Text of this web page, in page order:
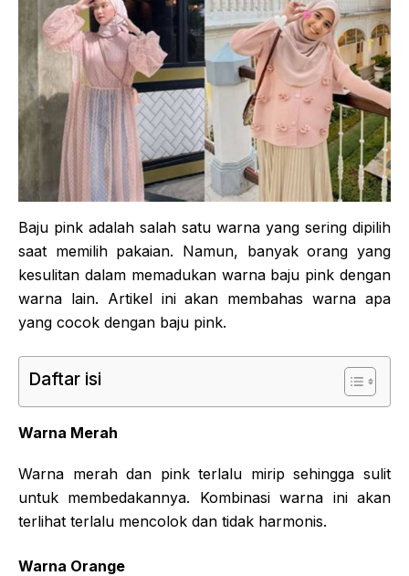
Baju pink adalah salah satu warna yang sering dipilih
saat memilih pakaian. Namun, banyak orang yang
kesulitan dalam memadukan warna baju pink dengan
warna lain. Artikel ini akan membahas warna apa
yang cocok dengan baju pink.
Daftar isi
Warna Merah
Warna merah dan pink terlalu mirip sehingga sulit
untuk membedakannya. Kombinasi warna ini akan
terlihat terlalu mencolok dan tidak harmonis.
Warna Orange